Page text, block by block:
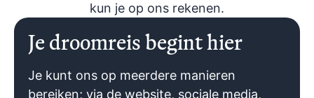
kun je op ons rekenen.
Je droomreis begint hier
Je kunt ons op meerdere manieren
bereiken; via de website, sociale media,